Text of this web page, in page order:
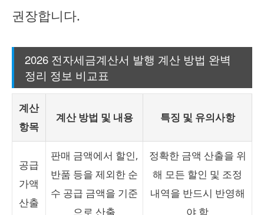
권장합니다.
2026 전자세금계산서 발행 계산 방법 완벽
정리 정보 비교표
계산
항목
계산 방법 및 내용 특징 및 유의사항
공급
가액
산출
판매 금액에서 할인,
반품 등을 제외한 순
수 공급 금액을 기준
으로 산출
정확한 금액 산출을 위
해 모든 할인 및 조정
내역을 반드시 반영해
야 함